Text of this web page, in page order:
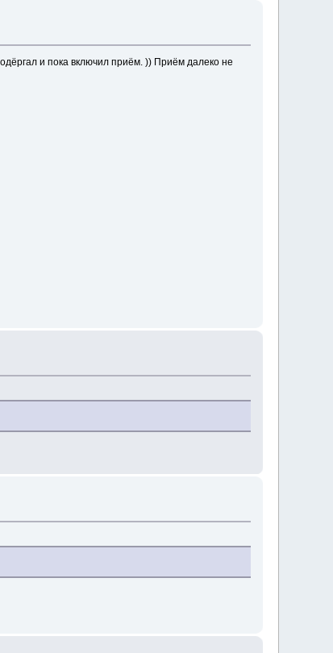
и пока включил приём. )) Приём далеко не